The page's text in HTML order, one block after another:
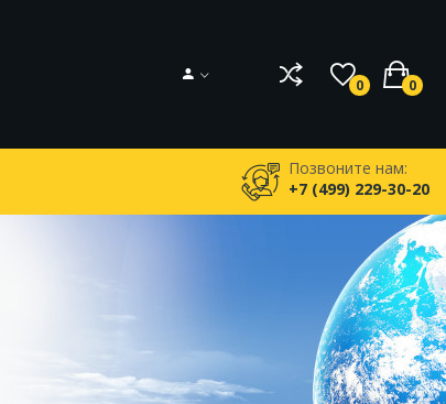
0 0
Позвоните нам:
+7 (499) 229-30-20